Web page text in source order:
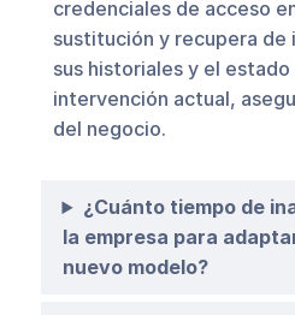
credenciales de acceso
sustitución y recupera de
sus historiales y el
intervención actual,
del negocio.
¿Cuánto tiempo de
la empresa para
nuevo modelo?